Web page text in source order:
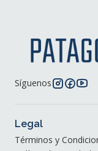
Síguenos
Legal
Términos y